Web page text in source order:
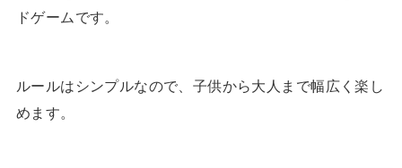
ドゲームです。
ルールはシンプルなので、子供から大人まで幅広く楽し
めます。